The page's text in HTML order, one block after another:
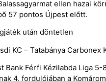
ellen hazai
57 pontos Újpest előtt.
után döntetlen
KC – Tatabánya Carbonex
Bank Férfi Kézilabda Liga
4. fordulójában a